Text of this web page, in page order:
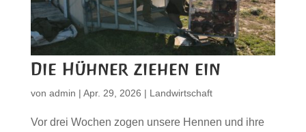
Die Hühner ziehen ein
von admin | Apr. 29, 2026 | Landwirtschaft
Vor drei Wochen zogen unsere Hennen und ihre